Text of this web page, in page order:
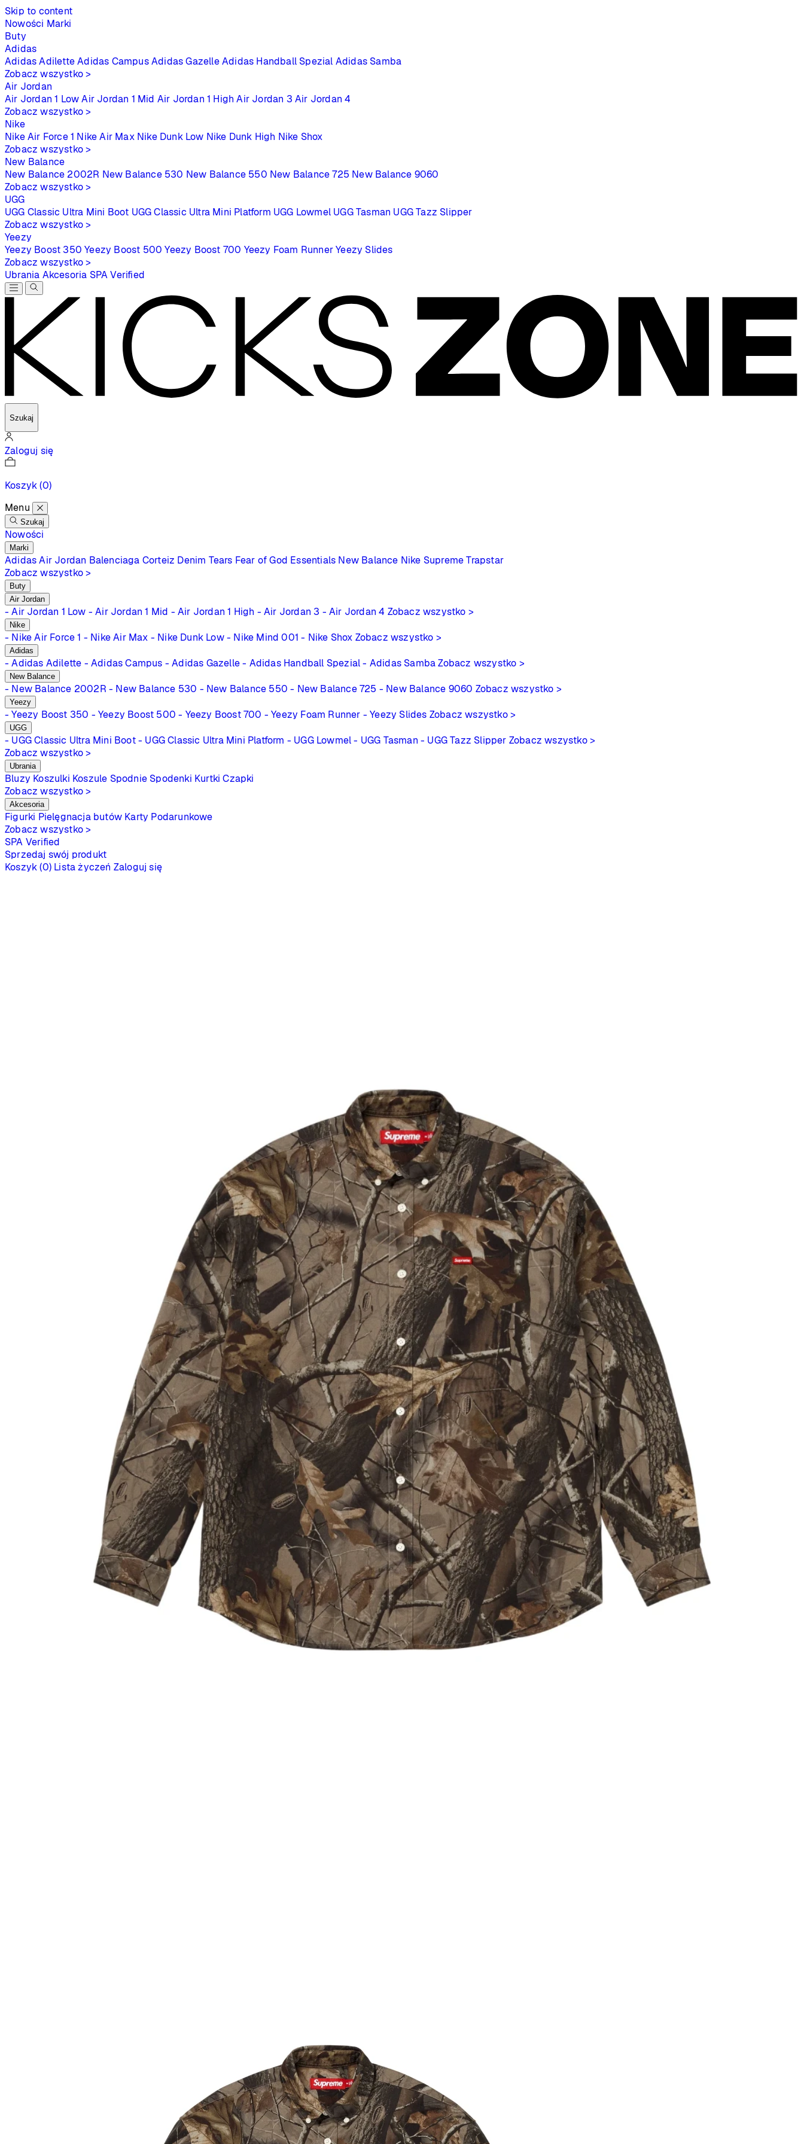
Skip to content
Nowości Marki
Buty
Adidas
Adidas Adilette Adidas Campus Adidas Gazelle Adidas Handball Spezial Adidas Samba
Zobacz wszystko >
Air Jordan
Air Jordan 1 Low Air Jordan 1 Mid Air Jordan 1 High Air Jordan 3 Air Jordan 4
Zobacz wszystko >
Nike
Nike Air Force 1 Nike Air Max Nike Dunk Low Nike Dunk High Nike Shox
Zobacz wszystko >
New Balance
New Balance 2002R New Balance 530 New Balance 550 New Balance 725 New Balance 9060
Zobacz wszystko >
UGG
UGG Classic Ultra Mini Boot UGG Classic Ultra Mini Platform UGG Lowmel UGG Tasman UGG Tazz Slipper
Zobacz wszystko >
Yeezy
Yeezy Boost 350 Yeezy Boost 500 Yeezy Boost 700 Yeezy Foam Runner Yeezy Slides
Zobacz wszystko >
Ubrania Akcesoria SPAVerified
Szukaj
Zaloguj się
Koszyk(0)
Menu
Szukaj
Nowości
Marki
Adidas Air Jordan Balenciaga Corteiz Denim Tears Fear of God Essentials New Balance Nike Supreme Trapstar
Zobacz wszystko >
Buty
Air Jordan
- Air Jordan 1 Low - Air Jordan 1 Mid - Air Jordan 1 High - Air Jordan 3 - Air Jordan 4 Zobacz wszystko >
Nike
- Nike Air Force 1 - Nike Air Max - Nike Dunk Low - Nike Mind 001 - Nike Shox Zobacz wszystko >
Adidas
- Adidas Adilette - Adidas Campus - Adidas Gazelle - Adidas Handball Spezial - Adidas Samba Zobacz wszystko >
New Balance
- New Balance 2002R - New Balance 530 - New Balance 550 - New Balance 725 - New Balance 9060 Zobacz wszystko >
Yeezy
- Yeezy Boost 350 - Yeezy Boost 500 - Yeezy Boost 700 - Yeezy Foam Runner - Yeezy Slides Zobacz wszystko >
UGG
- UGG Classic Ultra Mini Boot - UGG Classic Ultra Mini Platform - UGG Lowmel - UGG Tasman - UGG Tazz Slipper Zobacz wszystko >
Zobacz wszystko >
Ubrania
Bluzy Koszulki Koszule Spodnie Spodenki Kurtki Czapki
Zobacz wszystko >
Akcesoria
Figurki Pielęgnacja butów Karty Podarunkowe
Zobacz wszystko >
SPA Verified
Sprzedaj swój produkt
Koszyk (0) Lista życzeń Zaloguj się